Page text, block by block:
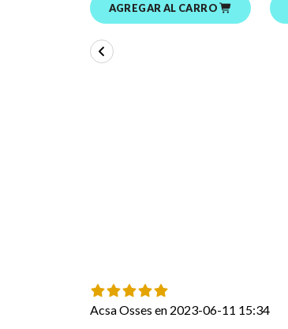
AGREGAR AL CARRO
Acsa Osses en 2023-06-11 15:34